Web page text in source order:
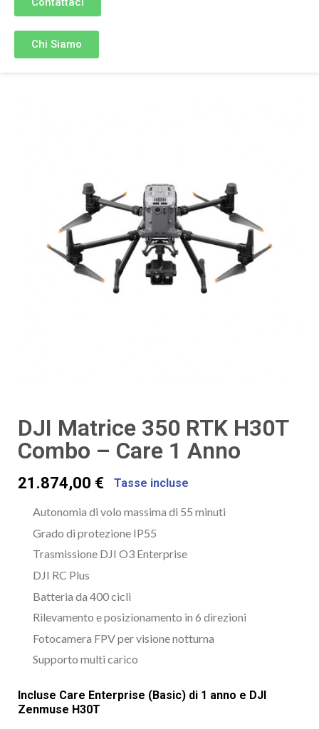
Chi Siamo
DJI Matrice 350 RTK H30T
Combo – Care 1 Anno
21.874,00 € Tasse incluse
Autonomia di volo massima di 55 minuti
Grado di protezione IP55
Trasmissione DJI O3 Enterprise
DJI RC Plus
Batteria da 400 cicli
Rilevamento e posizionamento in 6 direzioni
Fotocamera FPV per visione notturna
Supporto multi carico
Incluse Care Enterprise (Basic) di 1 anno e DJI
Zenmuse H30T